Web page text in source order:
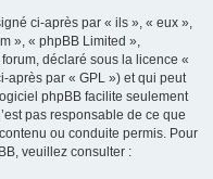
ci-après par « ils », « eux »,
», « phpBB Limited »,
déclaré sous la licence «
après par « GPL ») et qui peut
phpBB facilite seulement
pas responsable de ce que
ou conduite permis. Pour
veuillez consulter :